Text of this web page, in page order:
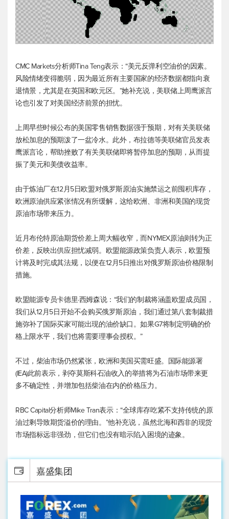
CMC Markets分析师Tina Teng表示：“美元反弹利空油价的因素。
风险情绪变得脆弱，因为最近所有主要国家的经济数据都指向衰
退情景，尤其是在英国和欧元区。”她补充说，美联储上周鹰派言
论也引发了对美国经济前景的担忧。
上周早些时候公布的美国零售销售数据强于预期，对有关美联储
放松加息的预期泼了一盆冷水。此外，布拉德等美联储官员发表
鹰派言论，帮助挫败了有关美联储即将暂停加息的预期，从而提
振了美元和美债收益率。
由于炼油厂在12月5日欧盟对俄罗斯原油实施禁运之前囤积库存，
欧洲原油供应紧张情况有所缓解，这给欧洲、非洲和美国的现货
原油市场带来压力。
近月布伦特原油期货价差上周大幅收窄，而NYMEX原油则转为正
价差，反映出供应担忧减弱。欧盟能源政策负责人表示，欧盟预
计将及时完成其法规，以便在12月5日推出对俄罗斯原油价格限制
措施。
欧盟能源专员卡德里·西姆森说：“我们的制裁将涵盖欧盟成员国，
我们从12月5日开始不会购买俄罗斯原油，我们通过第八套制裁措
施弥补了国际买家可能出现的油价缺口。如果G7将制定明确的价
格上限水平，我们也将需要理事会授权。”
不过，柴油市场仍然紧张，欧洲和美国买需旺盛。国际能源署
(IEA)此前表示，剥夺莫斯科石油收入的举措将为石油市场带来更
多不确定性，并增加包括柴油在内的价格压力。
RBC Capital分析师Mike Tran表示：“全球库存吃紧不支持传统的原
油过剩导致期货溢价的理由。”他补充说，虽然北海和西非的现货
市场指标远非强劲，但它们也没有暗示陷入困境的迹象。
嘉盛集团